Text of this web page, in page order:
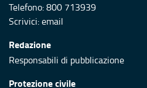
Telefono: 800 713939
Scrivici:email
Redazione
Responsabili di pubblicazione
Protezione civile